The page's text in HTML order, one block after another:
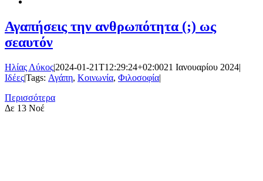
Αγαπήσεις την ανθρωπότητα (;) ως
σεαυτόν
Ηλίας Λύκος|2024-01-21T12:29:24+02:0021 Ιανουαρίου 2024|
Ιδέες|Tags: Αγάπη, Κοινωνία, Φιλοσοφία|
Περισσότερα
Δε 13 Νοέ